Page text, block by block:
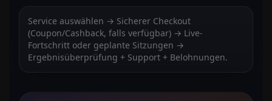
Service auswählen → Sicherer Checkout
(Coupon/Cashback, falls verfügbar) → Live-
Fortschritt oder geplante Sitzungen →
Ergebnisüberprüfung + Support + Belohnungen.